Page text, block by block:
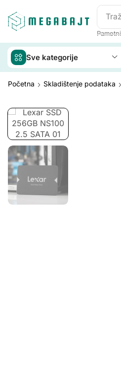
Sve kategorije
Početna Skladištenje podataka